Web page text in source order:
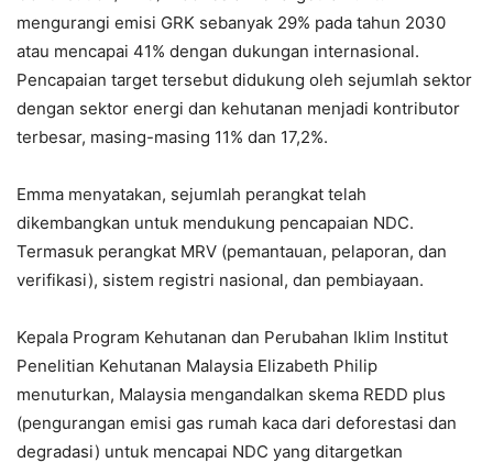
mengurangi emisi GRK sebanyak 29% pada tahun 2030
atau mencapai 41% dengan dukungan internasional.
Pencapaian target tersebut didukung oleh sejumlah sektor
dengan sektor energi dan kehutanan menjadi kontributor
terbesar, masing-masing 11% dan 17,2%.
Emma menyatakan, sejumlah perangkat telah
dikembangkan untuk mendukung pencapaian NDC.
Termasuk perangkat MRV (pemantauan, pelaporan, dan
verifikasi), sistem registri nasional, dan pembiayaan.
Kepala Program Kehutanan dan Perubahan Iklim Institut
Penelitian Kehutanan Malaysia Elizabeth Philip
menuturkan, Malaysia mengandalkan skema REDD plus
(pengurangan emisi gas rumah kaca dari deforestasi dan
degradasi) untuk mencapai NDC yang ditargetkan